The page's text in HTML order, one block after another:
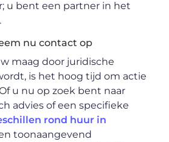
u bent een partner in het
nu contact op
maag door juridische
is het hoog tijd om actie
u nu op zoek bent naar
advies of een specifieke
rond huur in
toonaangevend